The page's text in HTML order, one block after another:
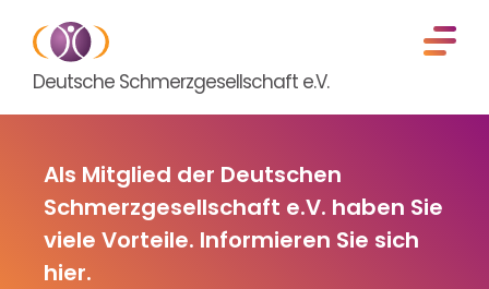
Deutsche Schmerzgesellschaft e.V.
Als Mitglied der Deutschen
Schmerzgesellschaft e.V. haben Sie
viele Vorteile. Informieren Sie sich
hier.